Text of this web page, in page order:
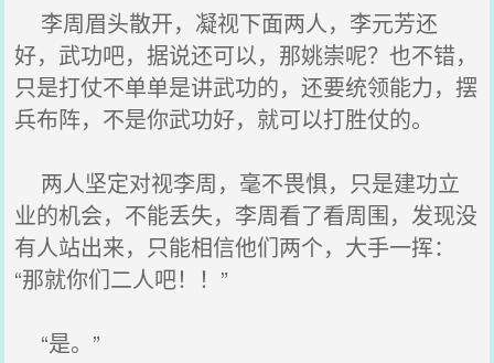
李周眉头散开，凝视下面两人，李元芳还
好，武功吧，据说还可以，那姚崇呢？也不错，
只是打仗不单单是讲武功的，还要统领能力，摆
兵布阵，不是你武功好，就可以打胜仗的。
两人坚定对视李周，毫不畏惧，只是建功立
业的机会，不能丢失，李周看了看周围，发现没
有人站出来，只能相信他们两个，大手一挥：
“那就你们二人吧！！”
“是。”